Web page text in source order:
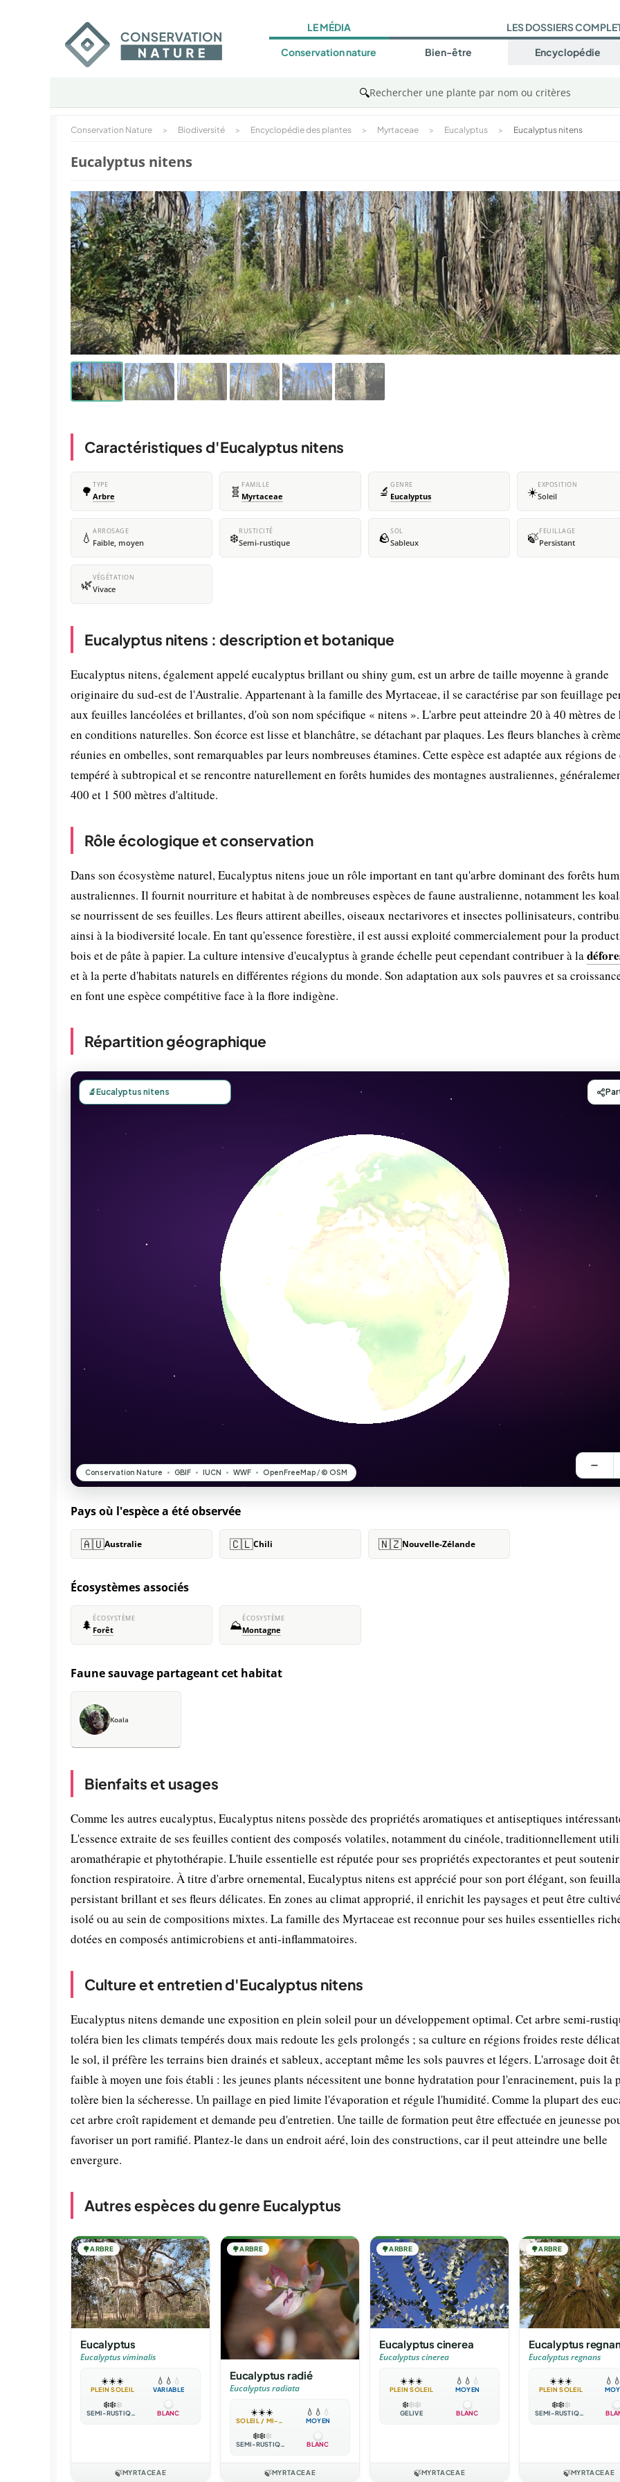
LE MÉDIA
Conservation nature
LES DOSSIERS
Bien-être Encyclopédie
🔍Rechercher une plante par nom ou critères
Conservation Nature > Biodiversité > Encyclopédie des plantes > Myrtaceae > Eucalyptus > Eucalyptus nitens
Eucalyptus nitens
Caractéristiques d'Eucalyptus nitens
🌳 TYPE
Arbre 🧬 FAMILLE
Myrtaceae 🔬 GENRE
Eucalyptus ☀️EXPOSITION
Soleil
💧 ARROSAGE
Faible, moyen ❄️RUSTICITÉ
Semi-rustique 🪨SOL
Sableux 🍃FEUILLAGE
Persistant
🌿VÉGÉTATION
Vivace
Eucalyptus nitens : description et botanique
Eucalyptus nitens, également appelé eucalyptus brillant ou shiny gum, est un arbre de taille moyenne à grande
originaire du sud-est de l'Australie. Appartenant à la famille des Myrtaceae, il se caractérise par son feuillage
aux feuilles lancéolées et brillantes, d'où son nom spécifique « nitens ». L'arbre peut atteindre 20 à 40 mètres de
en conditions naturelles. Son écorce est lisse et blanchâtre, se détachant par plaques. Les fleurs blanches à
réunies en ombelles, sont remarquables par leurs nombreuses étamines. Cette espèce est adaptée aux régions
tempéré à subtropical et se rencontre naturellement en forêts humides des montagnes australiennes,
400 et 1 500 mètres d'altitude.
Rôle écologique et conservation
Dans son écosystème naturel, Eucalyptus nitens joue un rôle important en tant qu'arbre dominant des forêts
australiennes. Il fournit nourriture et habitat à de nombreuses espèces de faune australienne, notamment les
se nourrissent de ses feuilles. Les fleurs attirent abeilles, oiseaux nectarivores et insectes pollinisateurs,
ainsi à la biodiversité locale. En tant qu'essence forestière, il est aussi exploité commercialement pour la
bois et de pâte à papier. La culture intensive d'eucalyptus à grande échelle peut cependant contribuer à la
et à la perte d'habitats naturels en différentes régions du monde. Son adaptation aux sols pauvres et sa
en font une espèce compétitive face à la flore indigène.
Répartition géographique
Pays où l'espèce a été observée
🇦🇺Australie 🇨🇱Chili 🇳🇿Nouvelle-Zélande
Écosystèmes associés
🌲 ÉCOSYSTÈME
Forêt ⛰️ÉCOSYSTÈME
Montagne
Faune sauvage partageant cet habitat
Koala
Bienfaits et usages
Comme les autres eucalyptus, Eucalyptus nitens possède des propriétés aromatiques et antiseptiques
L'essence extraite de ses feuilles contient des composés volatiles, notamment du cinéole, traditionnellement
aromathérapie et phytothérapie. L'huile essentielle est réputée pour ses propriétés expectorantes et peut
fonction respiratoire. À titre d'arbre ornemental, Eucalyptus nitens est apprécié pour son port élégant, son
persistant brillant et ses fleurs délicates. En zones au climat approprié, il enrichit les paysages et peut être
isolé ou au sein de compositions mixtes. La famille des Myrtaceae est reconnue pour ses huiles essentielles
dotées en composés antimicrobiens et anti-inflammatoires.
Culture et entretien d'Eucalyptus nitens
Eucalyptus nitens demande une exposition en plein soleil pour un développement optimal. Cet arbre semi-
toléra bien les climats tempérés doux mais redoute les gels prolongés ; sa culture en régions froides reste
le sol, il préfère les terrains bien drainés et sableux, acceptant même les sols pauvres et légers. L'arrosage doit
faible à moyen une fois établi : les jeunes plants nécessitent une bonne hydratation pour l'enracinement, puis la
tolère bien la sécheresse. Un paillage en pied limite l'évaporation et régule l'humidité. Comme la plupart des
cet arbre croît rapidement et demande peu d'entretien. Une taille de formation peut être effectuée en jeunesse
favoriser un port ramifié. Plantez-le dans un endroit aéré, loin des constructions, car il peut atteindre une belle
envergure.
Autres espèces du genre Eucalyptus
🌳ARBRE
Eucalyptus
Eucalyptus viminalis
☀️☀️☀️
PLEIN SOLEIL
💧 💧 💧
VARIABLE
❄️❄️❄️
SEMI-RUSTIQUE BLANC
🍃MYRTACEAE
🌳ARBRE
Eucalyptus radié
Eucalyptus radiata
☀️☀️☀️
SOLEIL / MI-OMBRE
💧 💧 💧
MOYEN
❄️❄️❄️
SEMI-RUSTIQUE BLANC
🍃MYRTACEAE
🌳ARBRE
Eucalyptus cinerea
Eucalyptus cinerea
☀️☀️☀️
PLEIN SOLEIL
💧 💧 💧
MOYEN
❄️❄️❄️
GÉLIVE BLANC
🍃MYRTACEAE
🌳ARBRE
Eucalyptus
Eucalyptus regnans
☀️☀️☀️
PLEIN SOLEIL
💧 💧
❄️❄️❄️
SEMI-RUSTIQUE
🍃MYRTACEAE